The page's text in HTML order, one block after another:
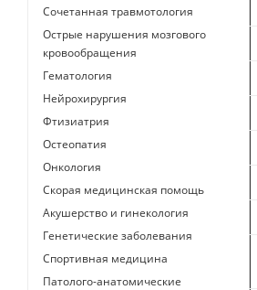
Сочетанная травмотология
Острые нарушения мозгового
кровообращения
Гематология
Нейрохирургия
Фтизиатрия
Остеопатия
Онкология
Скорая медицинская помощь
Акушерство и гинекология
Генетические заболевания
Спортивная медицина
Патолого-анатомические